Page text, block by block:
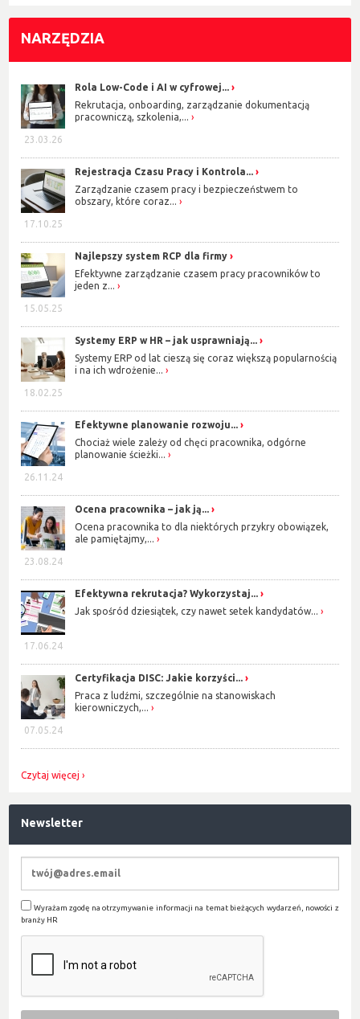
NARZĘDZIA
23.03.26
Rola Low-Code i AI w cyfrowej...
Rekrutacja, onboarding, zarządzanie dokumentacją
pracowniczą, szkolenia,...
17.10.25
Rejestracja Czasu Pracy i Kontrola...
Zarządzanie czasem pracy i bezpieczeństwem to
obszary, które coraz...
15.05.25
Najlepszy system RCP dla firmy
Efektywne zarządzanie czasem pracy pracowników to
jeden z...
18.02.25
Systemy ERP w HR – jak usprawniają...
Systemy ERP od lat cieszą się coraz większą popularnością
i na ich wdrożenie...
26.11.24
Efektywne planowanie rozwoju...
Chociaż wiele zależy od chęci pracownika, odgórne
planowanie ścieżki...
23.08.24
Ocena pracownika – jak ją...
Ocena pracownika to dla niektórych przykry obowiązek,
ale pamiętajmy,...
17.06.24
Efektywna rekrutacja? Wykorzystaj...
Jak spośród dziesiątek, czy nawet setek kandydatów...
07.05.24
Certyfikacja DISC: Jakie korzyści...
Praca z ludźmi, szczególnie na stanowiskach
kierowniczych,...
Czytaj więcej
Newsletter
Wyrażam zgodę na otrzymywanie informacji na temat bieżących wydarzeń, nowości z
branży HR